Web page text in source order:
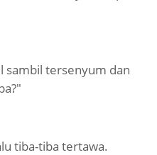
sambil tersenyum dan
tiba-tiba tertawa.